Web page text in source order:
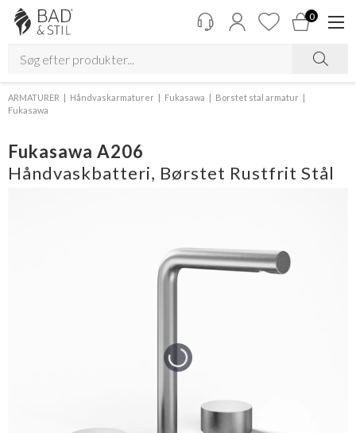
0
ARMATURER Håndvaskarmaturer Fukasawa
Borstet stal armatur
Fukasawa
Fukasawa A206
Håndvaskbatteri, Børstet Rustfrit Stål